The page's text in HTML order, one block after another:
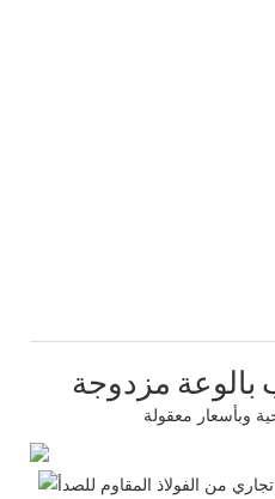
بالوعة مزدوجة
وبأسعار معقولة